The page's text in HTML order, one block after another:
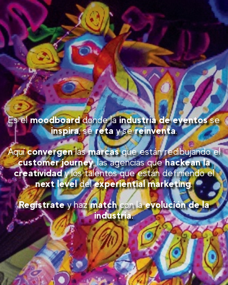
Es elmoodboarddonde laindustria de eventosse
inspira, seretay sereinventa.
Aquíconvergenlasmarcasque estánredibujando el
customer journey, las agencias quehackean la
creatividady los talentos que están definiendo el
next leveldelexperiential marketing.
Regístratey hazmatchcon laevolución de la
industria.